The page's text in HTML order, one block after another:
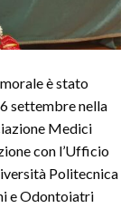
è stato
settembre nella
Medici
con l’Ufficio
Politecnica
e Odontoiatri